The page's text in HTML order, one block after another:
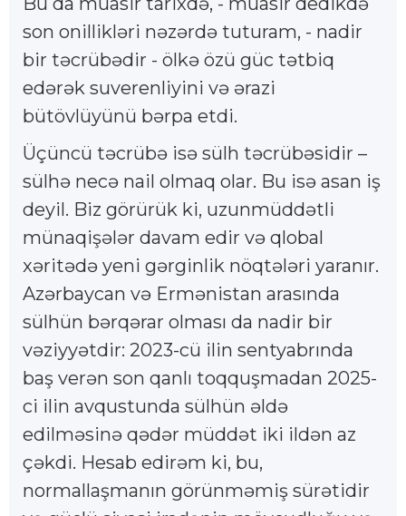
son onillikləri nəzərdə tuturam, - nadir
bir təcrübədir - ölkə özü güc tətbiq
edərək suverenliyini və ərazi
bütövlüyünü bərpa etdi.
Üçüncü təcrübə isə sülh təcrübəsidir –
sülhə necə nail olmaq olar. Bu isə asan iş
deyil. Biz görürük ki, uzunmüddətli
münaqişələr davam edir və qlobal
xəritədə yeni gərginlik nöqtələri yaranır.
Azərbaycan və Ermənistan arasında
sülhün bərqərar olması da nadir bir
vəziyyətdir: 2023-cü ilin sentyabrında
baş verən son qanlı toqquşmadan 2025-
ci ilin avqustunda sülhün əldə
edilməsinə qədər müddət iki ildən az
çəkdi. Hesab edirəm ki, bu,
normallaşmanın görünməmiş sürətidir